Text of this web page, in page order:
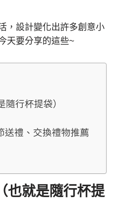
，設計變化出許多創意小
天要分享的這些~
行杯提袋）
送禮、交換禮物推薦
也就是隨行杯提